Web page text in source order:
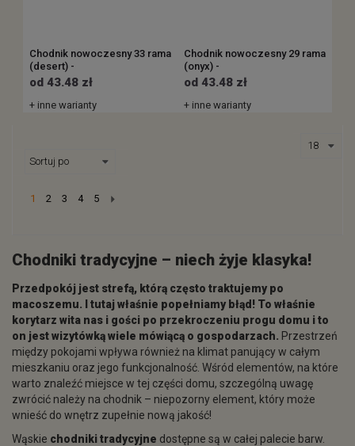
Chodnik nowoczesny 33 rama
(desert) -
od 43.48 zł
+ inne warianty
Chodnik nowoczesny 29 rama
(onyx) -
od 43.48 zł
+ inne warianty
1 2 3 4 5
Chodniki tradycyjne – niech żyje klasyka!
Przedpokój jest strefą, którą często traktujemy po
macoszemu. I tutaj właśnie popełniamy błąd! To właśnie
korytarz wita nas i gości po przekroczeniu progu domu i to
on jest wizytówką wiele mówiącą o gospodarzach. Przestrzeń
między pokojami wpływa również na klimat panujący w całym
mieszkaniu oraz jego funkcjonalność. Wśród elementów, na które
warto znaleźć miejsce w tej części domu, szczególną uwagę
zwrócić należy na chodnik – niepozorny element, który może
wnieść do wnętrz zupełnie nową jakość!
Wąskie chodniki tradycyjne dostępne są w całej palecie barw.